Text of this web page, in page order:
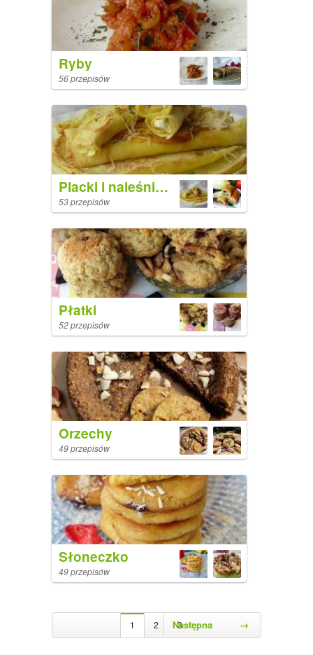
Ryby
56 przepisów
Placki i naleśniki wytrawne
53 przepisów
Płatki
52 przepisów
Orzechy
49 przepisów
Słoneczko
49 przepisów
1 2 3
Następna →